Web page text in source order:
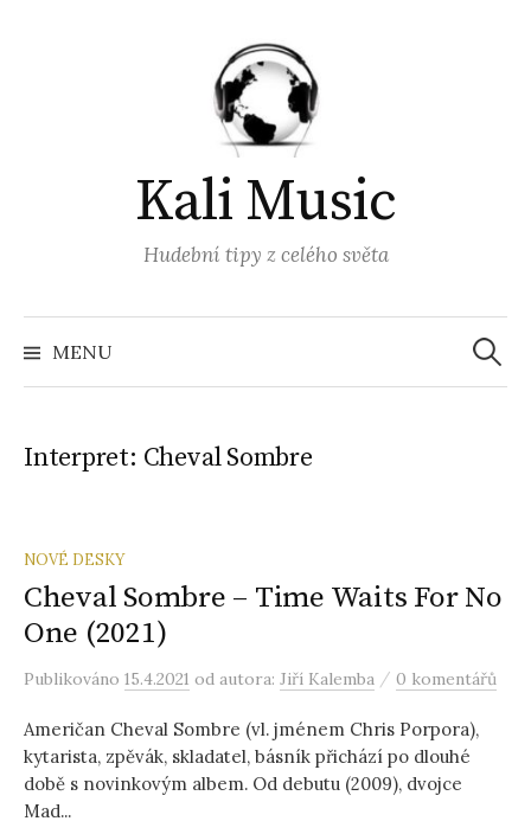
Kali Music
Hudební tipy z celého světa
MENU
Interpret: Cheval Sombre
NOVÉ DESKY
Cheval Sombre – Time Waits For No
One (2021)
Publikováno 15.4.2021 od autora: Jiří Kalemba / 0 komentářů
Američan Cheval Sombre (vl. jménem Chris Porpora),
kytarista, zpěvák, skladatel, básník přichází po dlouhé
době s novinkovým albem. Od debutu (2009), dvojce
Mad...